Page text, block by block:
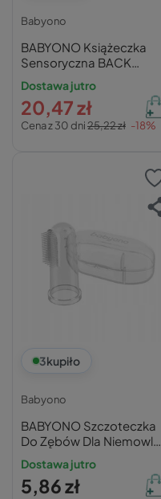
Babyono
BABYONO Książeczka
Sensoryczna BACK
WHITE 0M+ 542
Dostawa jutro
Cena z 30 dni25,22 zł -18%
20,47 zł
3kupiło
Babyono
BABYONO Szczoteczka
Do Zębów Dla Niemowląt
Na Palec 0M+ 723/01
Dostawa jutro
5,86 zł